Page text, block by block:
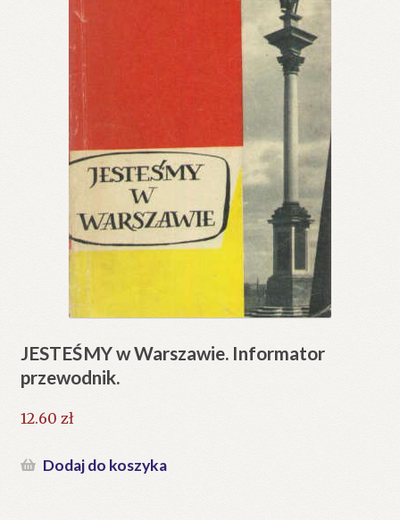
JESTEŚMY w Warszawie. Informator
przewodnik.
12.60 zł
Dodaj do koszyka